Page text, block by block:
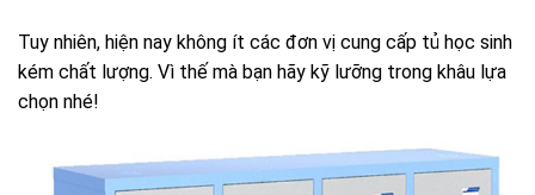
Tuy nhiên, hiện nay không ít các đơn vị cung cấp tủ học sinh
kém chất lượng. Vì thế mà bạn hãy kỹ lưỡng trong khâu lựa
chọn nhé!